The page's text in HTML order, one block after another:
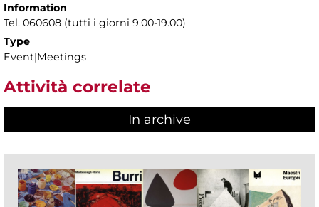
Information
Tel. 060608 (tutti i giorni 9.00-19.00)
Type
Event|Meetings
Attività correlate
In archive